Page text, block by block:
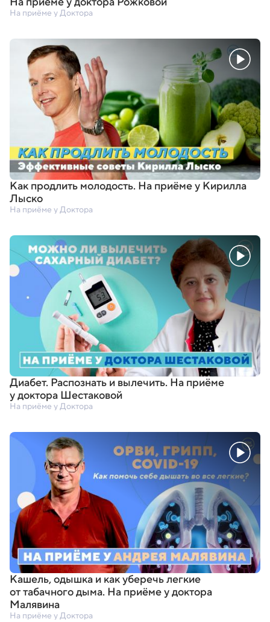
На приёме у Доктора
Как продлить молодость. На приёме у Кирилла
Лыско
На приёме у Доктора
Диабет. Распознать и вылечить. На приёме
у доктора Шестаковой
На приёме у Доктора
Кашель,одышка и как уберечь легкие
от табачного дыма. На приёме у доктора
Малявина
На приёме у Доктора